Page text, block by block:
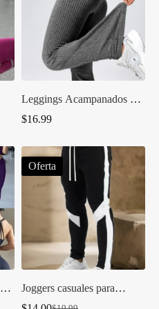
Leggings Acampanados de
Cintura Alta FitFlex™
$16.99
Oferta
Joggers casuales para
hombre